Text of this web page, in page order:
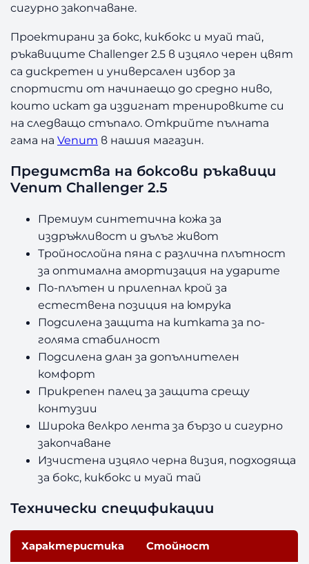
сигурно закопчаване.
Проектирани за бокс, кикбокс и муай тай,
ръкавиците Challenger 2.5 в изцяло черен цвят
са дискретен и универсален избор за
спортисти от начинаещо до средно ниво,
които искат да издигнат тренировките си
на следващо стъпало. Открийте пълната
гама наVenum в нашия магазин.
Предимства на боксови ръкавици
Venum Challenger 2.5
Премиум синтетична кожа за
издръжливост и дълъг живот
Тройнослойна пяна с различна плътност
за оптимална амортизация на ударите
По-плътен и прилепнал крой за
естествена позиция на юмрука
Подсилена защита на китката за по-
голяма стабилност
Подсилена длан за допълнителен
комфорт
Прикрепен палец за защита срещу
контузии
Широка велкро лента за бързо и сигурно
закопчаване
Изчистена изцяло черна визия, подходяща
за бокс, кикбокс и муай тай
Технически спецификации
Характеристика Стойност